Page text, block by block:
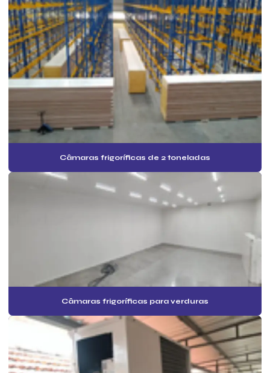
Câmaras frigoríficas 5 toneladas
Câmaras frigoríficas para carne
Câmaras frigoríficas comprar
Câmaras frigoríficas fábrica
Câmaras frigoríficas fabricantes
Câmaras frigoríficas para frutas
Câmaras frigoríficas para hortaliças
Câmaras frigoríficas preço
Câmaras frigoríficas venda
Câmaras frigoríficas para verduras
Câmaras de frio para carne
Câmaras frigoríficas de 2 toneladas
Câmaras frigoríficas para verduras